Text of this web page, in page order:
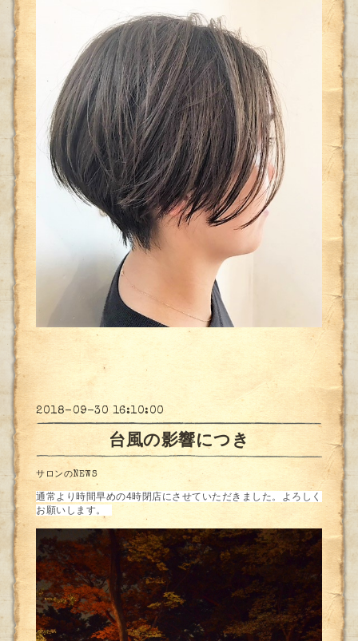
2018-09-30 16:10:00
台風の影響につき
サロンのNEWS
通常より時間早めの4時閉店にさせていただきました。よろしく
お願いします。